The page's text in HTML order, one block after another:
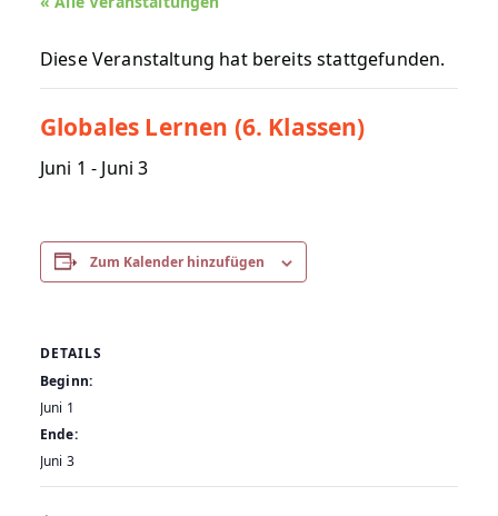
Diese Veranstaltung hat bereits stattgefunden.
Globales Lernen (6. Klassen)
Juni 1 - Juni 3
Zum Kalender hinzufügen
DETAILS
Beginn:
Juni 1
Ende:
Juni 3